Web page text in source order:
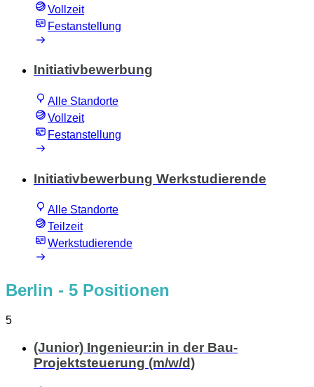
Vollzeit
Festanstellung
Initiativbewerbung
Alle Standorte
Vollzeit
Festanstellung
Initiativbewerbung Werkstudierende
Alle Standorte
Teilzeit
Werkstudierende
Berlin - 5 Positionen
5
(Junior) Ingenieur:in in der Bau-
Projektsteuerung (m/w/d)